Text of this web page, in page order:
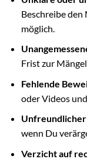
Beschreibe
möglich.
Frist zur
Fehlende
oder Videos
Unfreundlicher
wenn Du
Verzicht auf